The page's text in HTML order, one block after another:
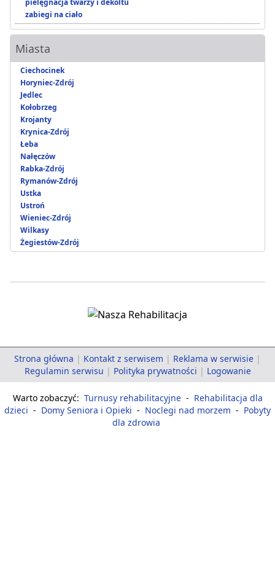
pielęgnacja twarzy i dekoltu
zabiegi na ciało
Miasta
Ciechocinek
Horyniec-Zdrój
Jedlec
Kołobrzeg
Krojanty
Krynica-Zdrój
Łeba
Nałęczów
Rabka-Zdrój
Rymanów-Zdrój
Ustka
Ustroń
Wieniec-Zdrój
Wilkasy
Żegiestów-Zdrój
Strona główna | Kontakt z serwisem | Reklama w serwisie |
Regulamin serwisu | Polityka prywatności | Logowanie
Warto zobaczyć: Turnusy rehabilitacyjne - Rehabilitacja dla
dzieci - Domy Seniora i Opieki - Noclegi nad morzem - Pobyty
dla zdrowia